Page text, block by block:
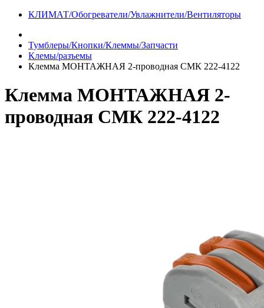
КЛИМАТ/Обогреватели/Увлажнители/Вентиляторы
Тумблеры/Кнопки/Клеммы/Запчасти
Клемы/разъемы
Клемма МОНТАЖНАЯ 2-проводная СМК 222-4122
Клемма МОНТАЖНАЯ 2-
проводная СМК 222-4122